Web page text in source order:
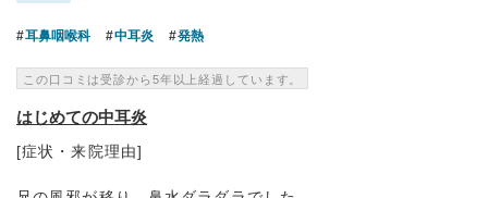
耳鼻咽喉科 中耳炎 発熱
この口コミは受診から5年以上経過しています。
はじめての中耳炎
[症状・来院理由]